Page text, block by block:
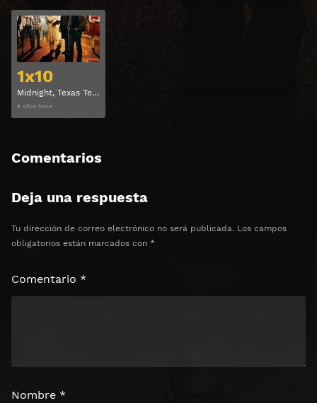
1x10
Midnight, Texas Temporada 1 Capitulo 10
9 años hace
Comentarios
Deja una respuesta
Tu dirección de correo electrónico no será publicada. Los campos
obligatorios están marcados con *
Comentario *
Nombre *